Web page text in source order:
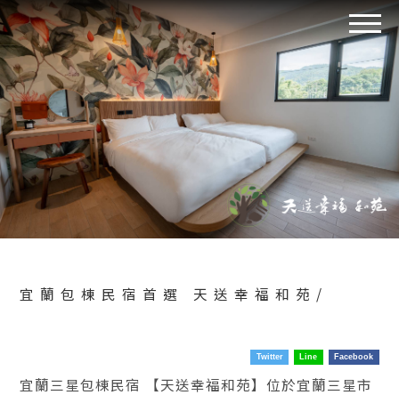
宜蘭包棟民宿首選 天送幸福和苑/
Facebook
Line
Twitter
宜蘭三星包棟民宿 【天送幸福和苑】位於宜蘭三星市